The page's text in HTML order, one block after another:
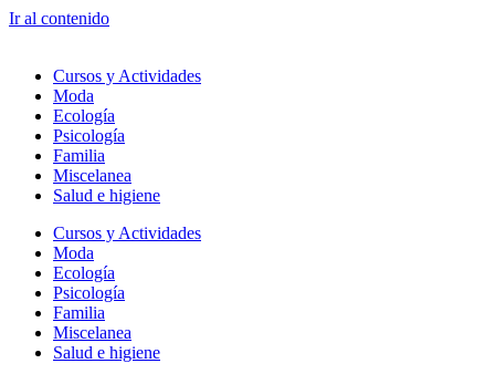
Ir al contenido
Cursos y Actividades
Moda
Ecología
Psicología
Familia
Miscelanea
Salud e higiene
Cursos y Actividades
Moda
Ecología
Psicología
Familia
Miscelanea
Salud e higiene